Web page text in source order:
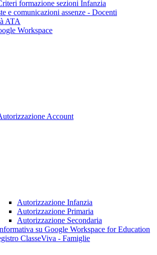
formazione sezioni Infanzia
e comunicazioni assenze - Docenti
ATA
Workspace
Account
Autorizzazione Infanzia
Autorizzazione Primaria
Autorizzazione Secondaria
su Google Workspace for Education
ClasseViva - Famiglie